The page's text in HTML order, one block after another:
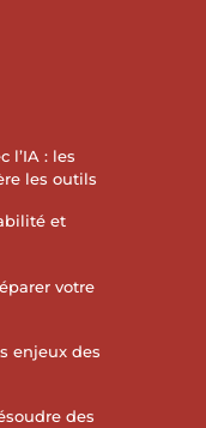
l’IA : les
les outils
et
votre
enjeux des
des